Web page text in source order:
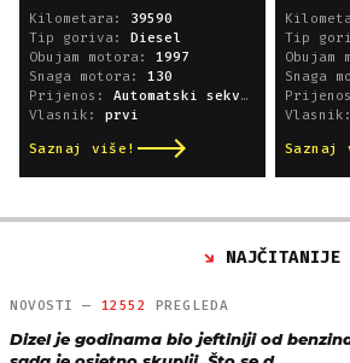
Kilometara: 39590
Tip goriva:
Diesel
Obujam motora: 1997
Snaga motora: 130
Prijenos: Automatski sekvencijski
Vlasnik: prvi
Saznaj više!
Tip
Obujam
Snaga
Saznaj
NAJČITANIJE
NOVOSTI — 12552 PREGLEDA
Dizel je godinama bio jeftiniji od